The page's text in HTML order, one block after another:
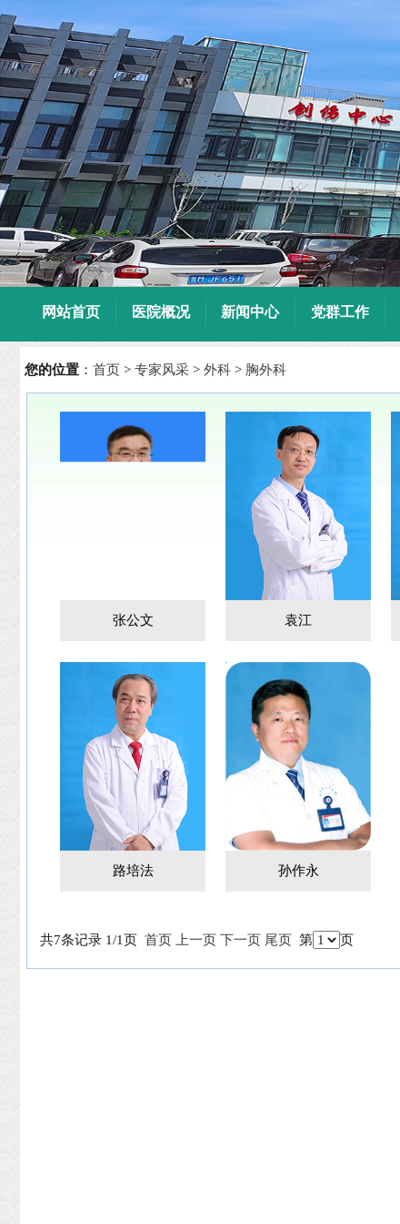
8 10
网站首页 医院概况 新闻中心 党群工作
您的位置 ： 首页 > 专家风采 > 外科 > 胸外科
张公文 袁江
路培法 孙作永
共7条记录 1/1页 首页 上一页 下一页 尾页 第 页